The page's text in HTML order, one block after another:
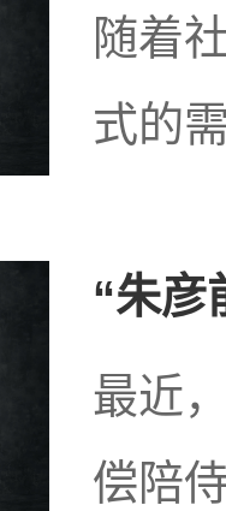
随着
式的
“朱彦
最近
偿陪